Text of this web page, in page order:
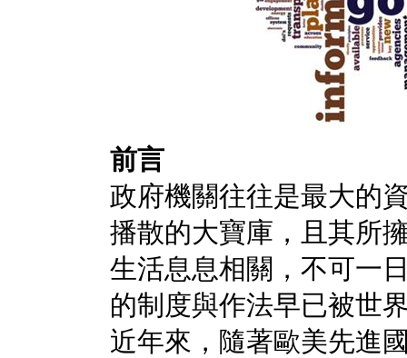
前言
政府機關往往是最大的
播散的大寶庫，且其所
生活息息相關，不可一
的制度與作法早已被世
近年來，隨著歐美先進